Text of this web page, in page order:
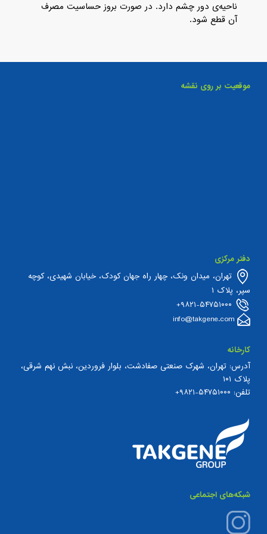
ناحیه‌ی دور چشم دارد. در صورت بروز حساسیت مصرف
آن قطع شود.
موقعیت بر روی نقشه
دفتر مرکزی
تهران، میدان ونک، چهار راه جهان کودک، خیابان شهیدی، کوچه
سپر، پلاک ۱
۹۸۲۱-۵۴۷۵۱۰۰۰+
info@takgene.com
کارخانه
آدرس: تهران، شهرک صنعتی صفادشت، بلوار فروردین، نبش نهم شرقی،
پلاک ۱۰۱
تلفن: ۵۴۷۵۱۰۰۰-۹۸۲۱+
شبکه‌های اجتماعی